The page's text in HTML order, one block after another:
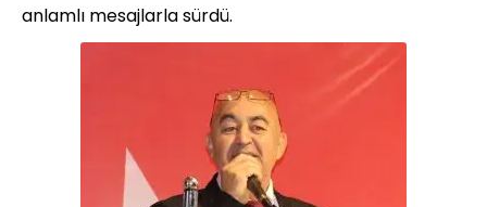
anlamlı mesajlarla sürdü.